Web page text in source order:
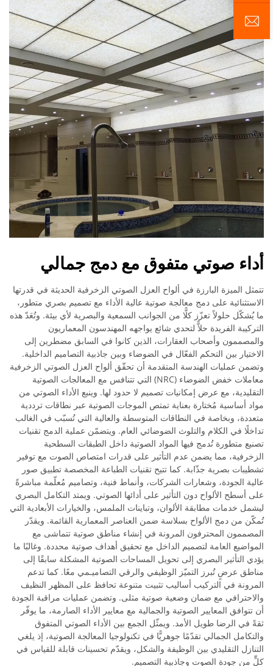
أداء صوتي متفوق مع دمج جمالي
تتمثل الميزة البارزة في ألواح العزل الصوتي الزخرفية الحديثة في قدرتها
الاستثنائية على دمج معالجة صوتية عالية الأداء مع تصميم بصري متطور،
ما يُشكّل حلولاً تعزّز كلًّا من الجوانب السمعية والبصرية لأي بيئة. وتُعَدّ هذه
التركيبة الفريدة حلاًّ لتحدي شائع يواجهه المهندسون المعماريون
والمصممون وأصحاب العقارات، الذين كانوا في السابق مضطرين إلى
الاختيار بين التحكم الفعّال في الضوضاء وبين جاذبية التصاميم الداخلية.
وتضمن عمليات الهندسة المتقدمة أن تحقّق ألواح العزل الصوتي الزخرفية
معاملات خفض الضوضاء (NRC) التي تتنافس مع المعالجات الصوتية
التقليدية، مع عرض إمكانيات تصميم لا حدود لها. وينبع الأداء الصوتي من
مواد أساسية مُختارة بعناية تمتص الموجات الصوتية عبر نطاقات ترددية
متعددة، وبخاصة في النطاقات المتوسطة والعالية التي تُسبّب في الغالب
تداخلًا في الكلام والتلوث الضوضائي العام. ويتضمّن عملية الدمج تقنيات
تصنيع متطورة تُدمج فيها المواد الصوتية داخل الطبقات السطحية
الزخرفية، مما يضمن عدم التأثير على قدرات امتصاص الصوت مع توفير
تشطيبات بصرية جذّابة. كما تتيح تقنيات الطباعة المخصصة تطبيق صور
عالية الجودة، وشعارات الشركات، وأنماط فنية، وتصاميم مُعلّمة مباشرةً
على أسطح الألواح دون التأثير على أدائها الصوتي. ويمتد التكامل البصري
ليشمل خدمات مطابقة الألوان، وتباينات الملمس، والخيارات الأبعادية التي
تُمكّن من دمج الألواح بسلاسة ضمن العناصر المعمارية القائمة. ويقدّر
المصممون المحترفون المرونة في إنشاء مناطق صوتية تتماشى مع
المواضيع العامة لتصميم الداخل مع تحقيق أهداف صوتية محددة. وغالبًا ما
يؤدي التأثير البصري إلى تحويل المساحات الصوتية المشكلة سابقًا إلى
مناطق عرضٍ تُبرز التميّز الوظيفي والرقي التصاميـمي معًا. كما تدعم
المرونة في التركيب أساليب تثبيت متنوعة تحافظ على المظهر النظيف
والاحترافي مع ضمان وضعية صوتية مثلى. وتضمن عمليات مراقبة الجودة
أن تتوافق المعايير الصوتية والجمالية مع معايير الأداء الصارمة، ما يوفّر
ثقةً في الرضا طويل الأمد. ويمثّل الجمع بين الأداء الصوتي المتفوق
والتكامل الجمالي تقدّمًا جوهريًّا في تكنولوجيا المعالجة الصوتية، إذ يلغي
التنازل التقليدي بين الوظيفة والشكل، ويقدّم تحسينات قابلة للقياس في
كلٍّ من جودة الصوت وجاذبية التصميم.